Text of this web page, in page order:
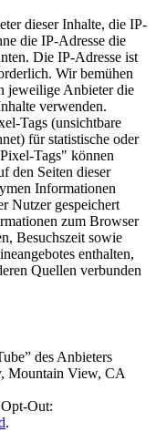
dieser Inhalte, die IP-
die IP-Adresse die
Die IP-Adresse ist
Wir bemühen
jeweilige Anbieter die
verwenden.
Tags (unsichtbare
für statistische oder
Tags" können
den Seiten dieser
Informationen
Nutzer gespeichert
zum Browser
Besuchszeit sowie
enthalten,
Quellen verbunden
des Anbieters
Mountain View, CA
Out:
.